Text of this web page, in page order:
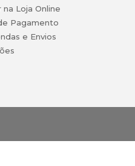
na Loja Online
Pagamento
e Envios